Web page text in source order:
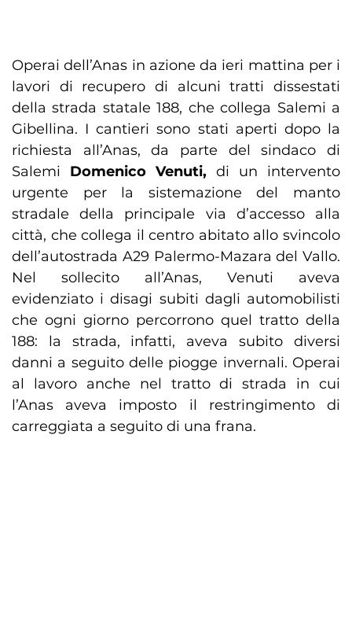
Operai dell’Anas in azione da ieri mattina per i
lavori di recupero di alcuni tratti dissestati
della strada statale 188, che collega Salemi a
Gibellina. I cantieri sono stati aperti dopo la
richiesta all’Anas, da parte del sindaco di
Salemi Domenico Venuti, di un intervento
urgente per la sistemazione del manto
stradale della principale via d’accesso alla
città, che collega il centro abitato allo svincolo
dell’autostrada A29 Palermo-Mazara del Vallo.
Nel sollecito all’Anas, Venuti aveva
evidenziato i disagi subiti dagli automobilisti
che ogni giorno percorrono quel tratto della
188: la strada, infatti, aveva subito diversi
danni a seguito delle piogge invernali. Operai
al lavoro anche nel tratto di strada in cui
l’Anas aveva imposto il restringimento di
carreggiata a seguito di una frana.